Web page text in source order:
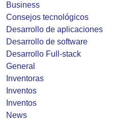
Business
Consejos tecnológicos
Desarrollo de aplicaciones
Desarrollo de software
Desarrollo Full-stack
General
Inventoras
Inventos
Inventos
News